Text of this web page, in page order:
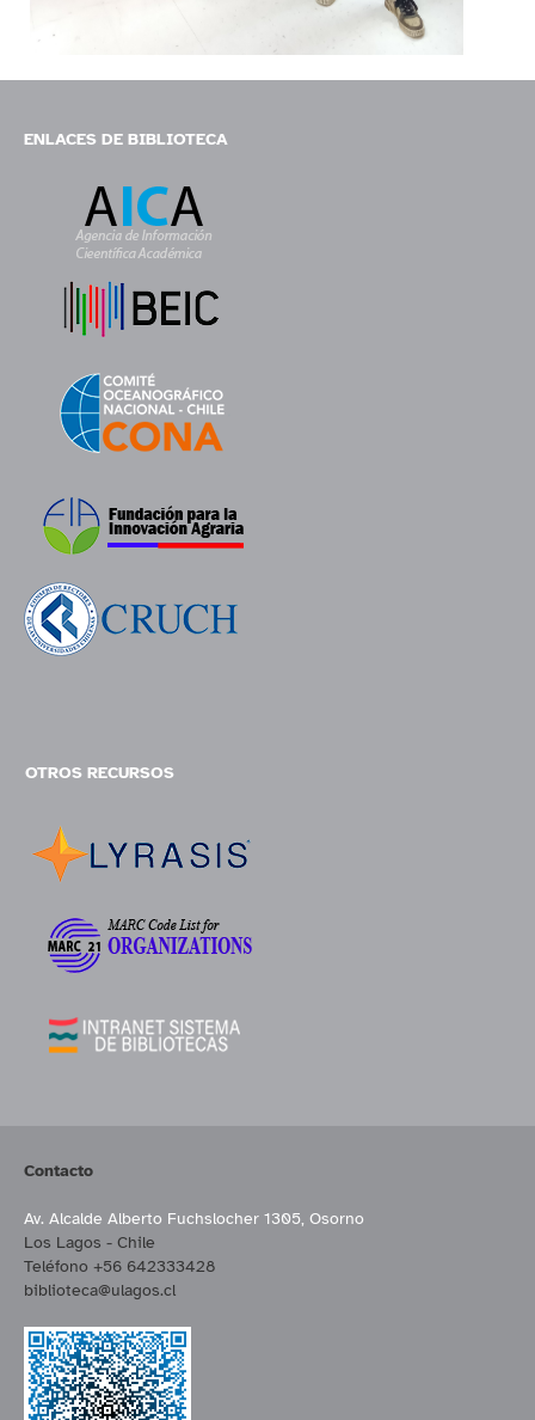
ENLACES DE BIBLIOTECA
OTROS RECURSOS
Contacto
Av. Alcalde Alberto Fuchslocher 1305, Osorno
Los Lagos - Chile
Teléfono +56 642333428
biblioteca@ulagos.cl